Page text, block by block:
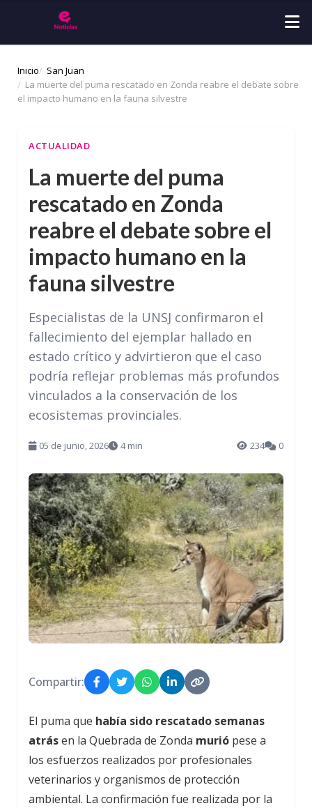
Inicio
San Juan
La muerte del puma rescatado en Zonda reabre el debate sobre
el impacto humano en la fauna silvestre
ACTUALIDAD
La muerte del puma
rescatado en Zonda
reabre el debate sobre el
impacto humano en la
fauna silvestre
Especialistas de la UNSJ confirmaron el
fallecimiento del ejemplar hallado en
estado crítico y advirtieron que el caso
podría reflejar problemas más profundos
vinculados a la conservación de los
ecosistemas provinciales.
05 de junio, 2026 4 min 234 0
Compartir:
El puma que había sido rescatado semanas
atrásen la Quebrada de Zonda murió pese a
los esfuerzos realizados por profesionales
veterinarios y organismos de protección
ambiental. La confirmación fue realizada por la